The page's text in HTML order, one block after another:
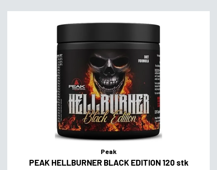
Peak
PEAK HELLBURNER BLACK EDITION 120 stk